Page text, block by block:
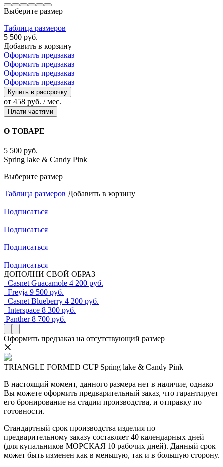
Выберите размер
Таблица размеров
5 500 руб.
Добавить в корзину
Оформить предзаказ
Оформить предзаказ
Оформить предзаказ
Оформить предзаказ
Купить в рассрочку
от 458 руб. / мес.
Плати частями
О ТОВАРЕ
5 500 руб.
Spring lake & Candy Pink
Выберите размер
Таблица размеров Добавить в корзину
Подписаться
Подписаться
Подписаться
Подписаться
ДОПОЛНИ СВОЙ ОБРАЗ
Casnet Guacamole 4 200 руб.
Freyja 9 500 руб.
Casnet Blueberry 4 200 руб.
Interspace 8 300 руб.
Panther 8 700 руб.
Оформить предзаказ на отсутствующий размер
TRIANGLE FORMED CUP Spring lake & Candy Pink
В настоящий момент, данного размера нет в наличие, однако
Вы можете оформить предварительный заказ, что гарантирует
его бронирование на стадии производства, и отправку по
готовности.
Стандартный срок производства изделия по
предварительному заказу составляет 40 календарных дней
(для купальников МОРСКАЯ 10 рабочих дней). Данный срок
может быть изменен как в меньшую, так и в большую сторону.